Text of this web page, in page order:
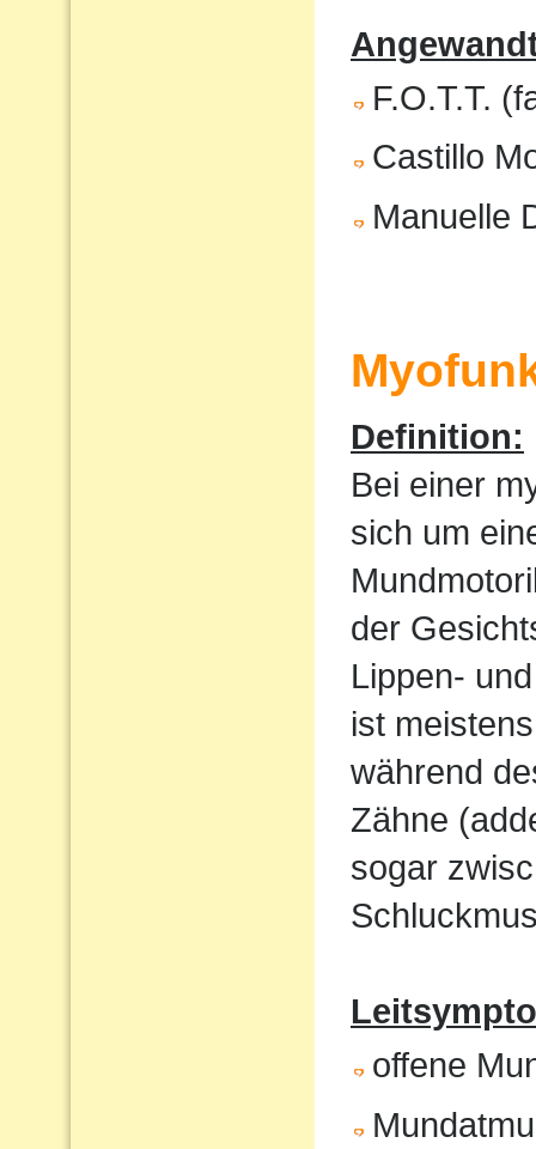
F.O.T.T.
Castillo
Manuelle
Definition:
Bei einer
sich um
der
Lippen-
ist
während
Zähne
sogar
offene